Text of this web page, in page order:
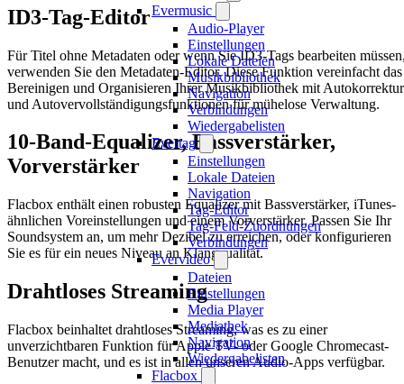
Evermusic
Audio-Player
Einstellungen
Lokale Dateien
Musikbibliothek
Navigation
Verbindungen
Wiedergabelisten
Evertag
Einstellungen
Lokale Dateien
Navigation
Tag-Editor
Tag-Feld-Zuordnungen
Verbindungen
Evervideo
Dateien
Einstellungen
Media Player
Mediathek
Navigation
Wiedergabelisten
Flacbox
ID3-Tag-Editor
Für Titel ohne Metadaten oder wenn Sie ID3-Tags bearbeiten
verwenden Sie den Metadaten-Editor. Diese Funktion vereinfacht das
Bereinigen und Organisieren Ihrer Musikbibliothek mit
und Autovervollständigungsfunktionen für mühelose Verwaltung.
10-Band-Equalizer, Bassverstärker,
Vorverstärker
Flacbox enthält einen robusten Equalizer mit Bassverstärker, iTunes-
ähnlichen Voreinstellungen und einem Vorverstärker. Passen Sie Ihr
Soundsystem an, um mehr Dezibel zu erreichen, oder konfigurieren
Sie es für ein neues Niveau an Klangqualität.
Drahtloses Streaming
Flacbox beinhaltet drahtloses Streaming, was es zu einer
unverzichtbaren Funktion für Apple TV- oder Google Chromecast-
Benutzer macht, und es ist in allen unseren Audio-Apps verfügbar.